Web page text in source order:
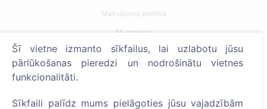
Maksājumu politika
ES projekti
Sīkfailu iestatījumi
Meklēt apbedīto
Šī vietne izmanto sīkfailus, lai uzlabotu jūsu
pārlūkošanas pieredzi un nodrošinātu vietnes
funkcionalitāti.
Sīkfaili palīdz mums pielāgoties jūsu vajadzībām